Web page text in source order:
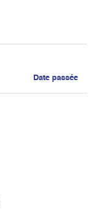
Date passée